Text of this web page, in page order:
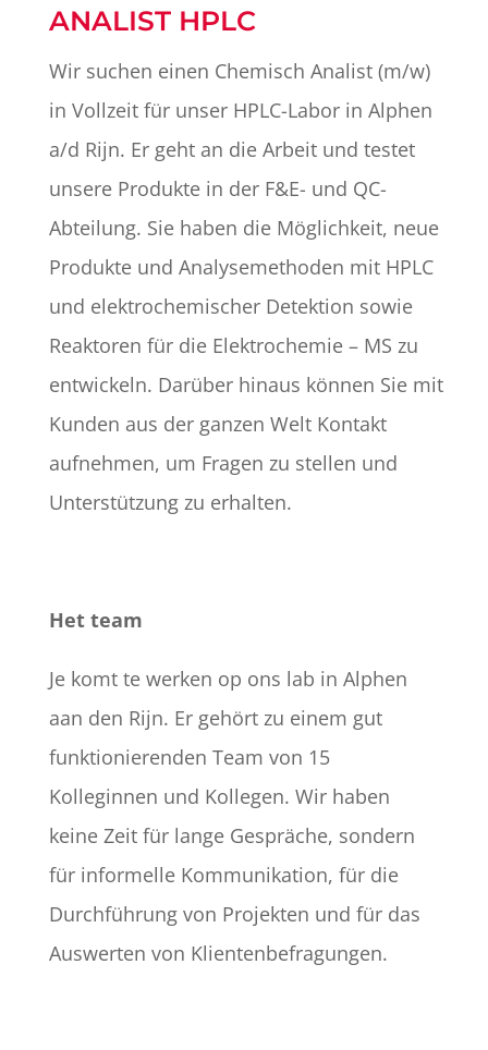
ANALIST HPLC
Wir suchen einen Chemisch Analist (m/w)
in Vollzeit für unser HPLC-Labor in Alphen
a/d Rijn. Er geht an die Arbeit und testet
unsere Produkte in der F&E- und QC-
Abteilung. Sie haben die Möglichkeit, neue
Produkte und Analysemethoden mit HPLC
und elektrochemischer Detektion sowie
Reaktoren für die Elektrochemie – MS zu
entwickeln. Darüber hinaus können Sie mit
Kunden aus der ganzen Welt Kontakt
aufnehmen, um Fragen zu stellen und
Unterstützung zu erhalten.
Het team
Je komt te werken op ons lab in Alphen
aan den Rijn. Er gehört zu einem gut
funktionierenden Team von 15
Kolleginnen und Kollegen. Wir haben
keine Zeit für lange Gespräche, sondern
für informelle Kommunikation, für die
Durchführung von Projekten und für das
Auswerten von Klientenbefragungen.